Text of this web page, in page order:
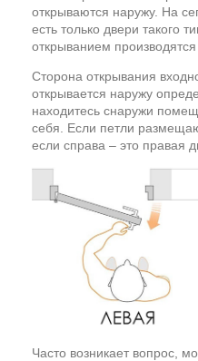
открываются наружу. На
есть только двери такого
открыванием производятся
Сторона открывания
открывается наружу
находитесь снаружи
себя. Если петли
если справа – это правая
Часто возникает вопрос,